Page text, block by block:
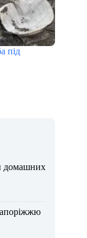
під
домашних